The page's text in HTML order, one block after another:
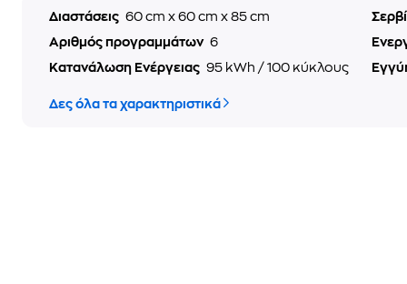
Διαστάσεις 60 cm x 60 cm x 85 cm
Αριθμός προγραμμάτων 6
Κατανάλωση Ενέργειας 95 kWh / 100 κύκλους
Δες όλα τα χαρακτηριστικά